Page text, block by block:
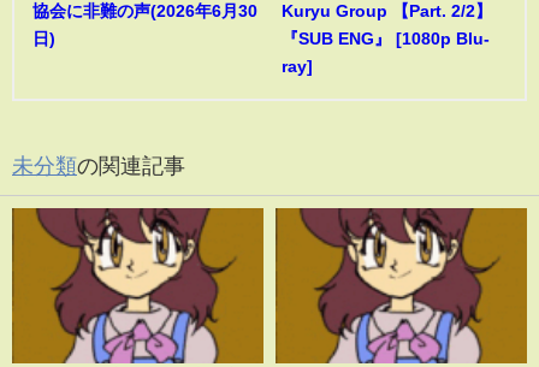
協会に非難の声(2026年6月30
日)
Kuryu Group 【Part. 2/2】
『SUB ENG』 [1080p Blu-
ray]
未分類の関連記事